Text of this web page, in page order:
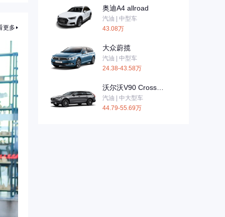
更多
奥迪A4 allroad
汽油 | 中型车
43.08万
大众蔚揽
汽油 | 中型车
24.38-43.58万
沃尔沃V90 Cross
Country
汽油 | 中大型车
44.79-55.69万